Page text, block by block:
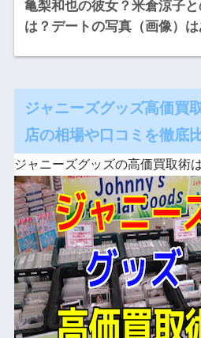
亀梨和也の彼女？米倉涼子
は？デートの写真（画像）は
ジャニーズグッズ高価買
店の相場や口コミを徹底
ジャニーズグッズの高価買取術